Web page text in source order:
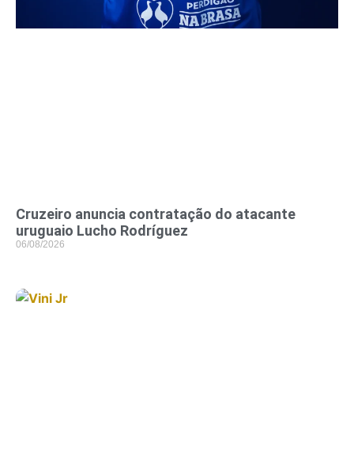
Cruzeiro anuncia contratação do atacante
uruguaio Lucho Rodríguez
06/08/2026